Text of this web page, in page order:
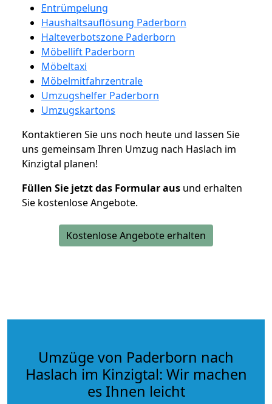
Entrümpelung
Haushaltsauflösung Paderborn
Halteverbotszone Paderborn
Möbellift Paderborn
Möbeltaxi
Möbelmitfahrzentrale
Umzugshelfer Paderborn
Umzugskartons
Kontaktieren Sie uns noch heute und lassen Sie
uns gemeinsam Ihren Umzug nach Haslach im
Kinzigtal planen!
Füllen Sie jetzt das Formular aus und erhalten
Sie kostenlose Angebote.
Kostenlose Angebote erhalten
Umzüge von Paderborn nach
Haslach im Kinzigtal: Wir machen
es Ihnen leicht